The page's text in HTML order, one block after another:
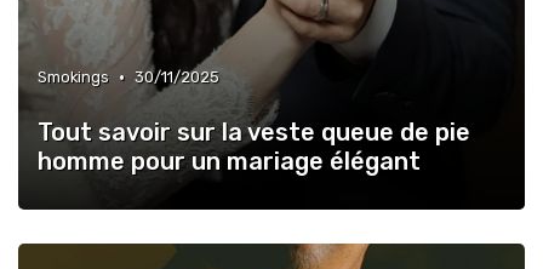
Smokings • 30/11/2025
Tout savoir sur la veste queue de pie
homme pour un mariage élégant